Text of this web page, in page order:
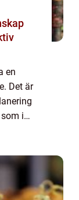
en
Det är
i